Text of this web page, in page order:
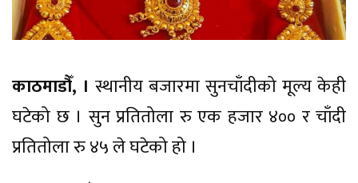
काठमाडौँ, । स्थानीय बजारमा सुनचाँदीको मूल्य केही
घटेको छ । सुन प्रतितोला रु एक हजार ४०० र चाँदी
प्रतितोला रु ४५ ले घटेको हो ।